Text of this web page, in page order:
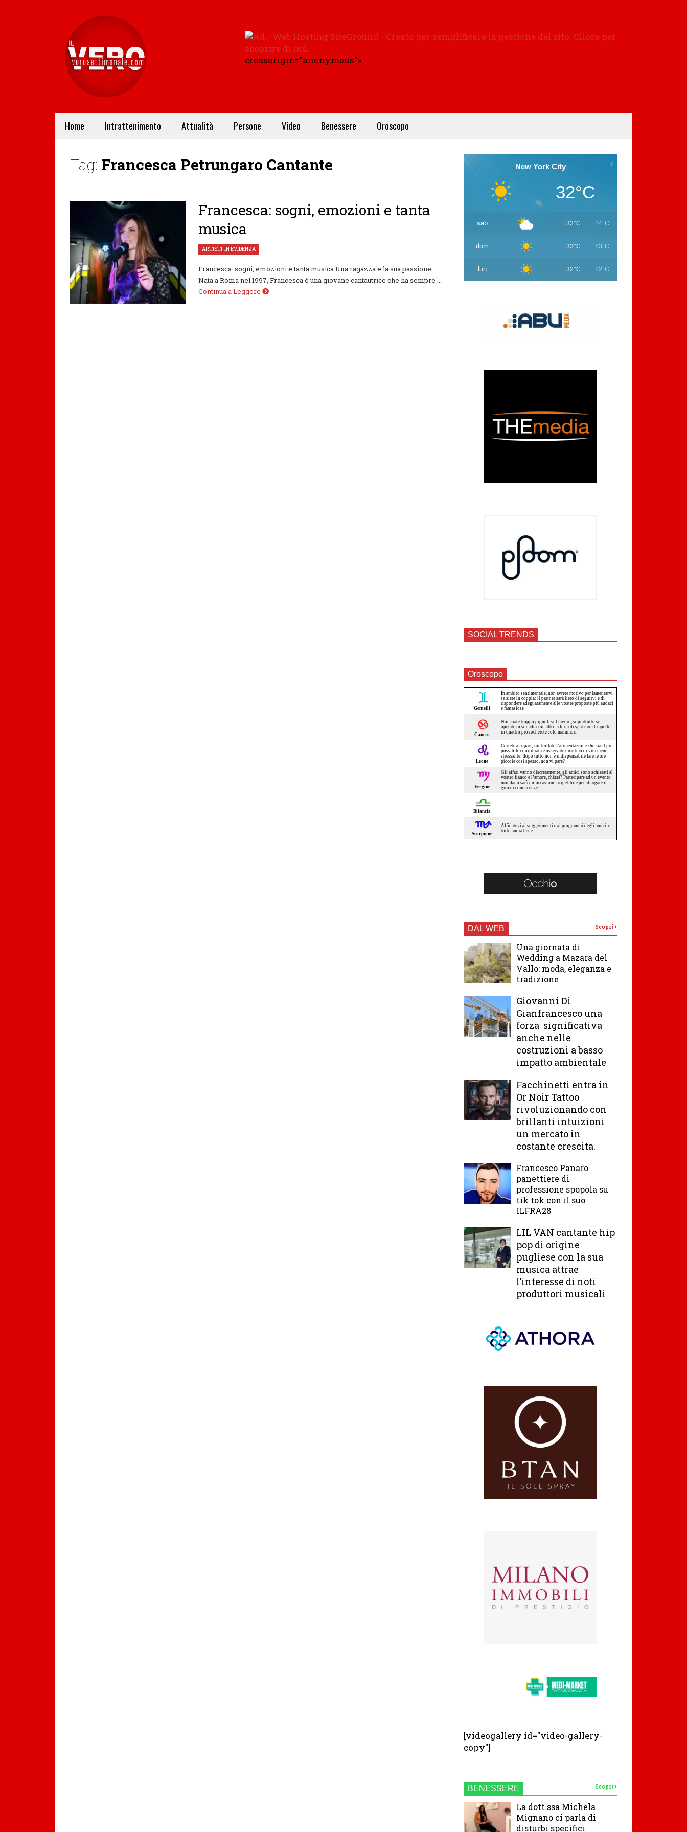
crossorigin="anonymous">
Home Intrattenimento Attualità Persone Video Benessere Oroscopo
Tag: Francesca Petrungaro Cantante
Francesca: sogni, emozioni e tanta
musica
ARTISTI,IN EVIDENZA
Francesca: sogni, emozioni e tanta musica Una ragazza e la sua passione
Nata a Roma nel 1997, Francesca è una giovane cantautrice che ha sempre ...
Continua a Leggere
New York City
32°C
sab 33°C 24°C
dom 33°C 23°C
lun 32°C 22°C
SOCIAL TRENDS
Oroscopo
DAL WEB Scopri
Una giornata di
Wedding a Mazara del
Vallo: moda, eleganza e
tradizione
Giovanni Di
Gianfrancesco una
forza significativa
anche nelle
costruzioni a basso
impatto ambientale
Facchinetti entra in
Or Noir Tattoo
rivoluzionando con
brillanti intuizioni
un mercato in
costante crescita.
Francesco Panaro
panettiere di
professione spopola su
tik tok con il suo
ILFRA28
LIL VAN cantante hip
pop di origine
pugliese con la sua
musica attrae
l’interesse di noti
produttori musicali
[videogallery id="video-gallery-
copy"]
BENESSERE Scopri
La dott.ssa Michela
Mignano ci parla di
disturbi specifici